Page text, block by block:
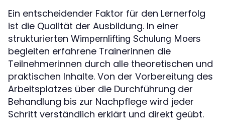
Ein entscheidender Faktor für den Lernerfolg
ist die Qualität der Ausbildung. In einer
strukturierten Wimpernlifting Schulung Moers
begleiten erfahrene Trainerinnen die
Teilnehmerinnen durch alle theoretischen und
praktischen Inhalte. Von der Vorbereitung des
Arbeitsplatzes über die Durchführung der
Behandlung bis zur Nachpflege wird jeder
Schritt verständlich erklärt und direkt geübt.